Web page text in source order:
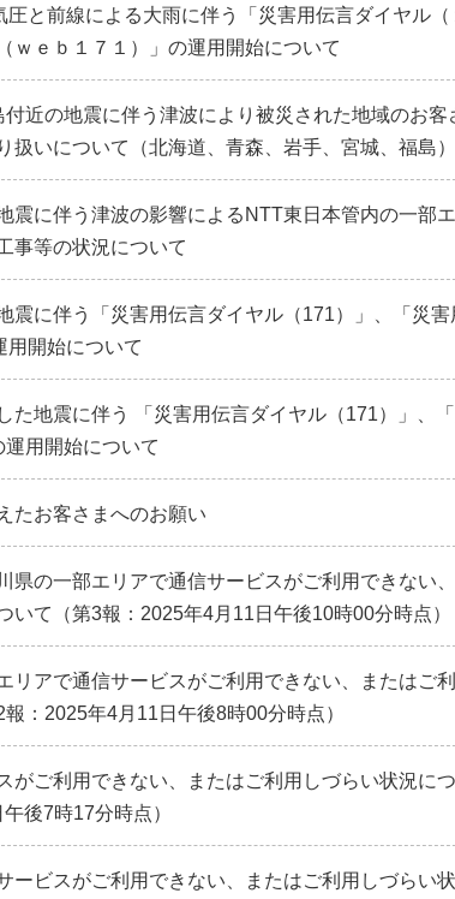
と前線による大雨に伴う「災害用伝言ダイヤル（
ｗｅｂ１７１）」の運用開始について
近の地震に伴う津波により被災された地域のお客
扱いについて（北海道、青森、岩手、宮城、福島）
震に伴う津波の影響によるNTT東日本管内の一部
事等の状況について
震に伴う「災害用伝言ダイヤル（171）」、「災害
用開始について
た地震に伴う 「災害用伝言ダイヤル（171）」、
用開始について
たお客さまへのお願い
県の一部エリアで通信サービスがご利用できない
いて（第3報：2025年4月11日午後10時00分時点）
リアで通信サービスがご利用できない、またはご
：2025年4月11日午後8時00分時点）
がご利用できない、またはご利用しづらい状況に
後7時17分時点）
ービスがご利用できない、またはご利用しづらい